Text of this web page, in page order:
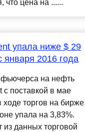
что цена на ......
упала ниже $ 29
января 2016 года
на нефть
с поставкой в мае
ходе торгов на бирже
упала на 3,83%.
из данных торговой